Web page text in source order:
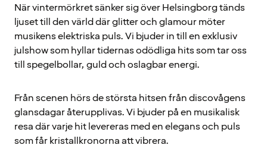
När vintermörkret sänker sig över Helsingborg tänds
ljuset till den värld där glitter och glamour möter
musikens elektriska puls. Vi bjuder in till en exklusiv
julshow som hyllar tidernas odödliga hits som tar oss
till spegelbollar, guld och oslagbar energi.
Från scenen hörs de största hitsen från discovågens
glansdagar återupplivas. Vi bjuder på en musikalisk
resa där varje hit levereras med en elegans och puls
som får kristallkronorna att vibrera.